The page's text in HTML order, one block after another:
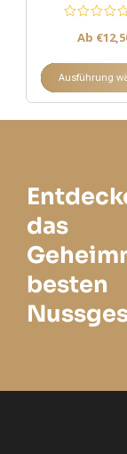
Ab €
Ausführung
das
besten